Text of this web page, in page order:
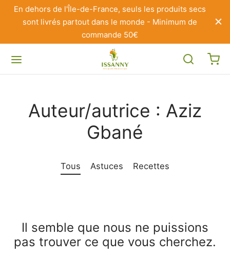
En dehors de l'Île-de-France, seuls les produits secs
sont livrés partout dans le monde - Minimum de
commande 50€
Auteur/autrice : Aziz
Gbané
Tous Astuces Recettes
Il semble que nous ne puissions
pas trouver ce que vous cherchez.